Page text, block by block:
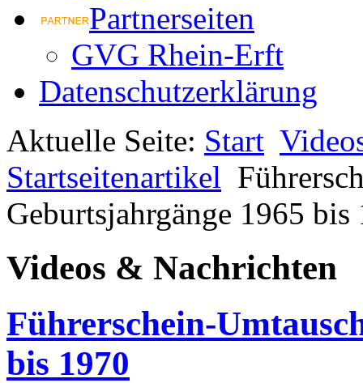
Partnerseiten
GVG Rhein-Erft
Datenschutzerklärung
Aktuelle Seite: Start
Startseitenartikel
Geburtsjahrgänge 1965 bis
Videos & Nachrichten
Führerschein-
bis 1970